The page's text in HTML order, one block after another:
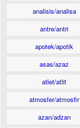
analisis/analisa
antre/antri
apotek/apotik
asas/azaz
atlet/atlit
atmosfer/atmosfir
azan/adzan